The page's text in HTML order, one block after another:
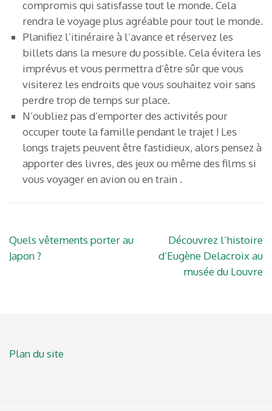
compromis qui satisfasse tout le monde. Cela
rendra le voyage plus agréable pour tout le monde.
Planifiez l’itinéraire à l’avance et réservez les
billets dans la mesure du possible. Cela évitera les
imprévus et vous permettra d’être sûr que vous
visiterez les endroits que vous souhaitez voir sans
perdre trop de temps sur place.
N’oubliez pas d’emporter des activités pour
occuper toute la famille pendant le trajet ! Les
longs trajets peuvent être fastidieux, alors pensez à
apporter des livres, des jeux ou même des films si
vous voyager en avion ou en train .
Navigation
de
Quels vêtements porter au
Japon ?
Découvrez l’histoire
d’Eugène Delacroix au
musée du Louvre
Plan du site